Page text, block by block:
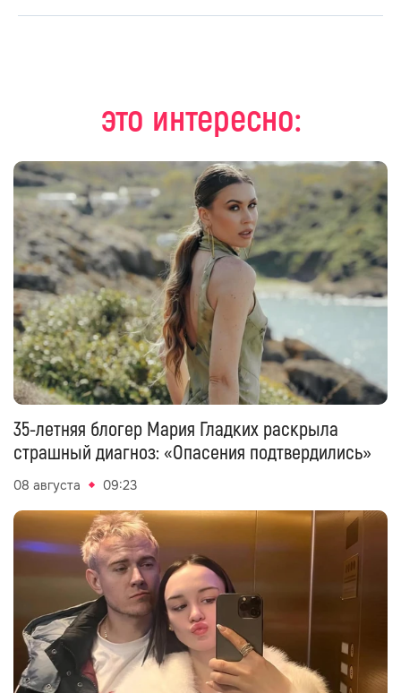
это интересно:
35-летняя блогер Мария Гладких раскрыла
страшный диагноз: «Опасения подтвердились»
08 августа 09:23